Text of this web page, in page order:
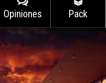
Opiniones Pack